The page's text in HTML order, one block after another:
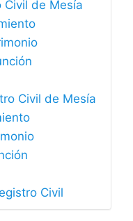
de Mesía
Civil de Mesía
Civil